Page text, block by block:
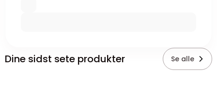
Dine sidst sete produkter Se alle